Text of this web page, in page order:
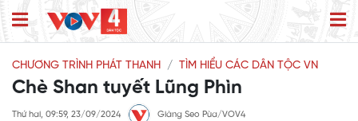
CHƯƠNG TRÌNH PHÁT THANH TÌM HIỂU CÁC DÂN TỘC VN
Chè Shan tuyết Lũng Phìn
Thứ hai, 09:59, 23/09/2024 Giàng Seo Pùa/VOV4